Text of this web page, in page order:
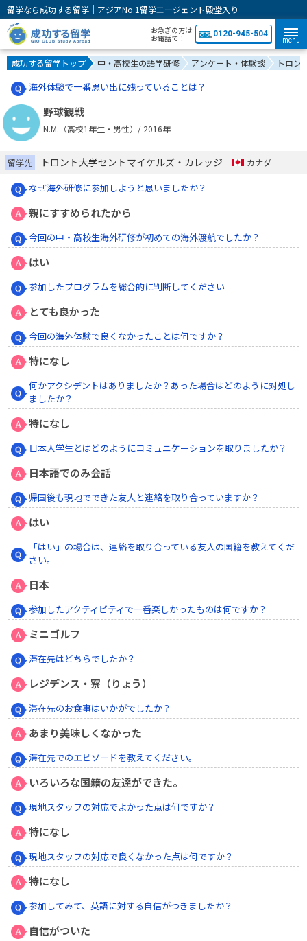
留学なら成功する留学｜アジアNo.1留学エージェント殿堂入り
お急ぎの方は
お電話で！
0120-945-504
menu
成功する留学トップ 中・高校生の語学研修 アンケート・体験談 トロン
海外体験で一番思い出に残っていることは？
野球観戦
N.M.（高校1年生・男性）/ 2016年
留学先 トロント大学セントマイケルズ・カレッジ カナダ
なぜ海外研修に参加しようと思いましたか？
親にすすめられたから
今回の中・高校生海外研修が初めての海外渡航でしたか？
はい
参加したプログラムを総合的に判断してください
とても良かった
今回の海外体験で良くなかったことは何ですか？
特になし
何かアクシデントはありましたか？あった場合はどのように対処し
ましたか？
特になし
日本人学生とはどのようにコミュニケーションを取りましたか？
日本語でのみ会話
帰国後も現地でできた友人と連絡を取り合っていますか？
はい
「はい」の場合は、連絡を取り合っている友人の国籍を教えてくだ
さい。
日本
参加したアクティビティで一番楽しかったものは何ですか？
ミニゴルフ
滞在先はどちらでしたか？
レジデンス・寮（りょう）
滞在先のお食事はいかがでしたか？
あまり美味しくなかった
滞在先でのエピソードを教えてください。
いろいろな国籍の友達ができた。
現地スタッフの対応でよかった点は何ですか？
特になし
現地スタッフの対応で良くなかった点は何ですか？
特になし
参加してみて、英語に対する自信がつきましたか？
自信がついた